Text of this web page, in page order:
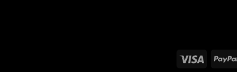
Visa